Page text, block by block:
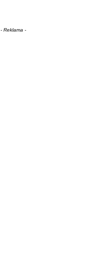
- Reklama -